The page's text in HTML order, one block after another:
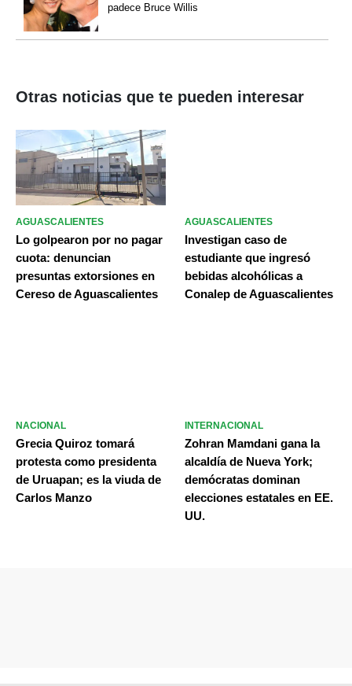
padece Bruce Willis
Otras noticias que te pueden interesar
AGUASCALIENTES
Lo golpearon por no pagar
cuota: denuncian
presuntas extorsiones en
Cereso de Aguascalientes
AGUASCALIENTES
Investigan caso de
estudiante que ingresó
bebidas alcohólicas a
Conalep de Aguascalientes
NACIONAL
Grecia Quiroz tomará
protesta como presidenta
de Uruapan; es la viuda de
Carlos Manzo
INTERNACIONAL
Zohran Mamdani gana la
alcaldía de Nueva York;
demócratas dominan
elecciones estatales en EE.
UU.